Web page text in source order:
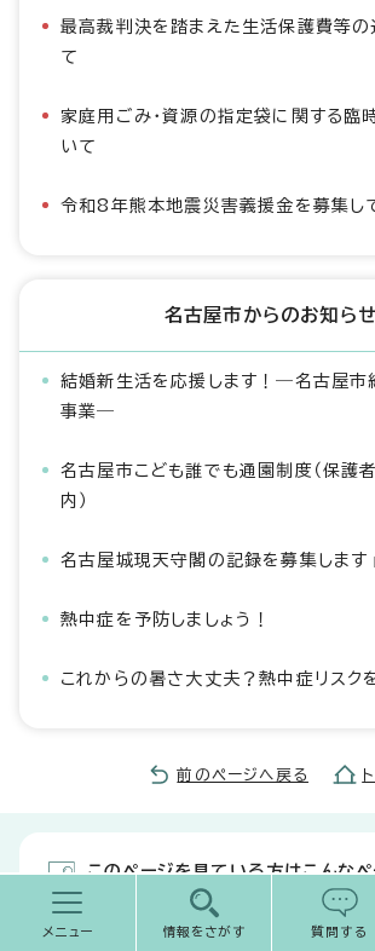
最高裁判決を踏まえた生活保護費等
て
家庭用ごみ・資源の指定袋に関する臨
いて
令和8年熊本地震災害義援金を募集し
名古屋市からのお知らせ
結婚新生活を応援します！―名古屋市
事業―
名古屋市こども誰でも通園制度（保護
内）
名古屋城現天守閣の記録を募集します
熱中症を予防しましょう！
これからの暑さ大丈夫？熱中症リスク
前のページへ戻る
メニュー 情報をさがす 質問する
このページを見ている方はこんな